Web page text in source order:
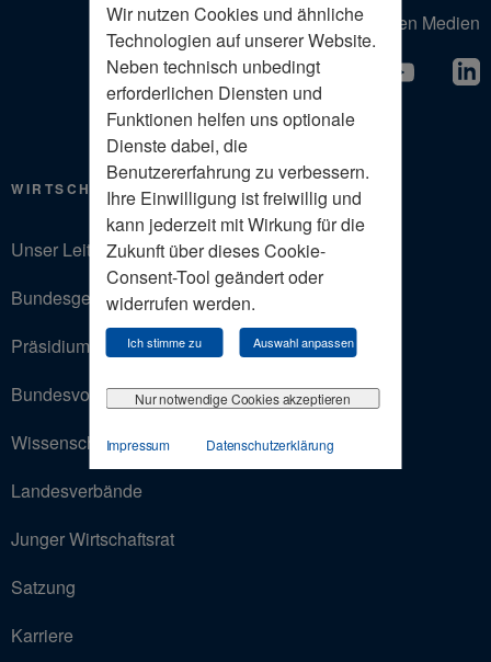
Wir nutzen Cookies und ähnliche
Technologien auf unserer Website.
Neben technisch unbedingt
erforderlichen Diensten und
Funktionen helfen uns optionale
Dienste dabei, die
Benutzererfahrung zu verbessern.
Ihre Einwilligung ist freiwillig und
kann jederzeit mit Wirkung für die
Zukunft über dieses Cookie-
Consent-Tool geändert oder
widerrufen werden.
Ich stimme zu Auswahl anpassen
Nur notwendige Cookies akzeptieren
Impressum Datenschutzerklärung
Der Wirtschaftsrat in den Sozialen Medien
WIRTSCHAFTSRAT
Unser Leitbild
Bundesgeschäftsstelle
Präsidium
Bundesvorstand
Wissenschaftlicher Beirat
Landesverbände
Junger Wirtschaftsrat
Satzung
Karriere